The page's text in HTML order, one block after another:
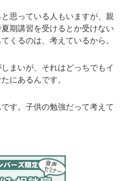
思っている人もいますが、親
期講習を受けるとか受けない
くるのは、考えているから。
まいが、それはどっちでもイ
にあるんです。
す。子供の勉強だって考えて